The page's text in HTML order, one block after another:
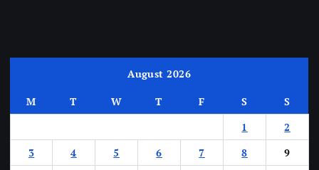
August 2026
M T W T F S
S
1
2
3
4 5 6 7 8
9